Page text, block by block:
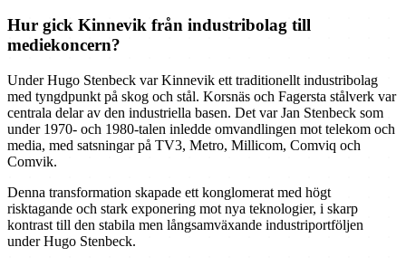
Hur gick Kinnevik från industribolag till
mediekoncern?
Under Hugo Stenbeck var Kinnevik ett traditionellt industribolag
med tyngdpunkt på skog och stål. Korsnäs och Fagersta stålverk var
centrala delar av den industriella basen. Det var Jan Stenbeck som
under 1970- och 1980-talen inledde omvandlingen mot telekom och
media, med satsningar på TV3, Metro, Millicom, Comviq och
Comvik.
Denna transformation skapade ett konglomerat med högt
risktagande och stark exponering mot nya teknologier, i skarp
kontrast till den stabila men långsamväxande industriportföljen
under Hugo Stenbeck.